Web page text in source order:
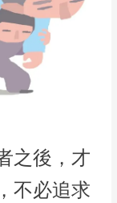
之後，才
不必追求